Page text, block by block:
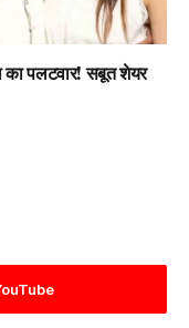
का पलटवार! सबूत शेयर